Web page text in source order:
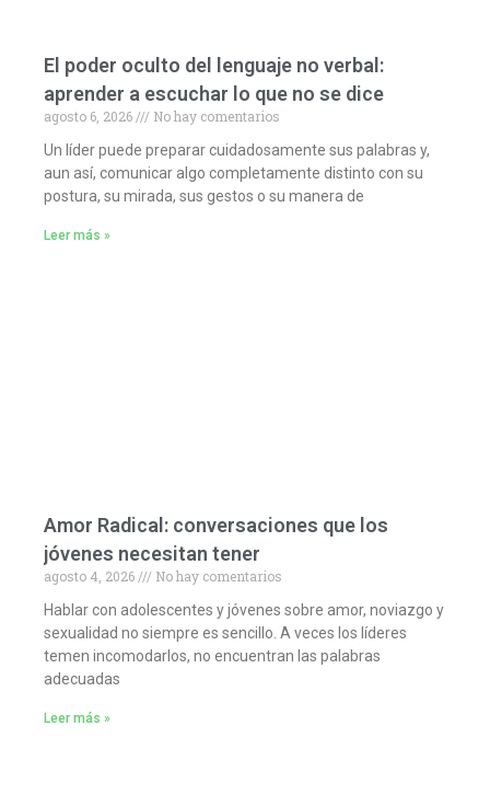
El poder oculto del lenguaje no verbal:
aprender a escuchar lo que no se dice
agosto 6, 2026
No hay comentarios
Un líder puede preparar cuidadosamente sus palabras y,
aun así, comunicar algo completamente distinto con su
postura, su mirada, sus gestos o su manera de
Leer más »
Amor Radical: conversaciones que los
jóvenes necesitan tener
agosto 4, 2026
No hay comentarios
Hablar con adolescentes y jóvenes sobre amor, noviazgo y
sexualidad no siempre es sencillo. A veces los líderes
temen incomodarlos, no encuentran las palabras
adecuadas
Leer más »